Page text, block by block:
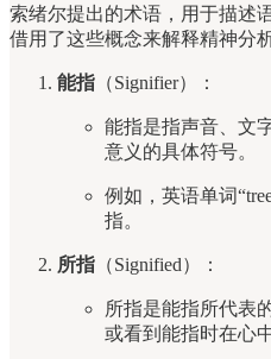
索绪尔提出的术语，用于描述
借用了这些概念来解释精神分
能指 （Signifier）：
能指是指声音、文
意义的具体符号。
例如，英语单词
指。
所指 （Signified）：
所指是能指所代表
或看到能指时在心